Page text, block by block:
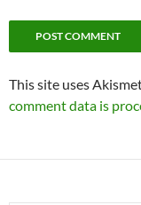
This site uses
comment data is